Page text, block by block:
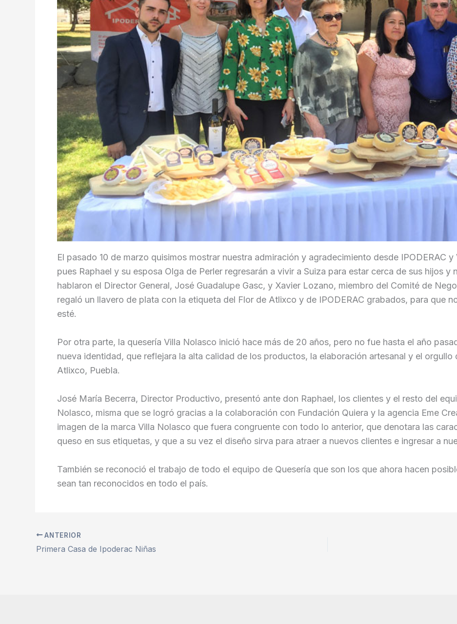
El pasado 10 de marzo quisimos mostrar nuestra admiración y agradecimiento desde IPODERAC
pues Raphael y su esposa Olga de Perler regresarán a vivir a Suiza para estar cerca de sus hijos y
hablaron el Director General, José Guadalupe Gasc, y Xavier Lozano, miembro del Comité de
regaló un llavero de plata con la etiqueta del Flor de Atlixco y de IPODERAC grabados, para que
esté.
Por otra parte, la quesería Villa Nolasco inició hace más de 20 años, pero no fue hasta el año
nueva identidad, que reflejara la alta calidad de los productos, la elaboración artesanal y el orgullo
Atlixco, Puebla.
José María Becerra, Director Productivo, presentó ante don Raphael, los clientes y el resto del
Nolasco, misma que se logró gracias a la colaboración con Fundación Quiera y la agencia Eme
imagen de la marca Villa Nolasco que fuera congruente con todo lo anterior, que denotara las
queso en sus etiquetas, y que a su vez el diseño sirva para atraer a nuevos clientes e ingresar a
También se reconoció el trabajo de todo el equipo de Quesería que son los que ahora hacen
sean tan reconocidos en todo el país.
ANTERIOR
Primera Casa de Ipoderac Niñas